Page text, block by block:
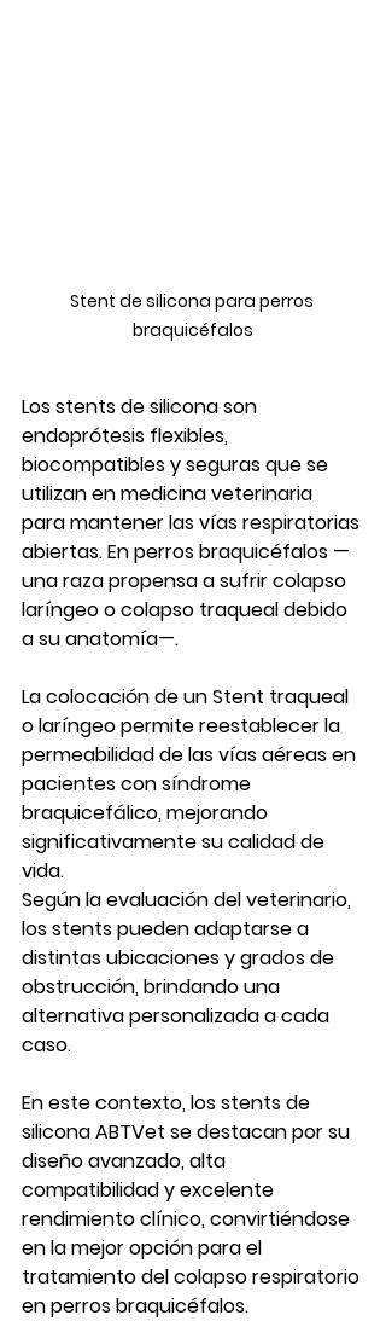
Stent de silicona para perros
braquicéfalos
Los stents de silicona son
endoprótesis flexibles,
biocompatibles y seguras que se
utilizan en medicina veterinaria
para mantener las vías respiratorias
abiertas. En perros braquicéfalos —
una raza propensa a sufrir colapso
laríngeo o colapso traqueal debido
a su anatomía—.
La colocación de un Stent traqueal
o laríngeo permite reestablecer la
permeabilidad de las vías aéreas en
pacientes con síndrome
braquicefálico, mejorando
significativamente su calidad de
vida.
Según la evaluación del veterinario,
los stents pueden adaptarse a
distintas ubicaciones y grados de
obstrucción, brindando una
alternativa personalizada a cada
caso.
En este contexto, los stents de
silicona ABTVet se destacan por su
diseño avanzado, alta
compatibilidad y excelente
rendimiento clínico, convirtiéndose
en la mejor opción para el
tratamiento del colapso respiratorio
en perros braquicéfalos.